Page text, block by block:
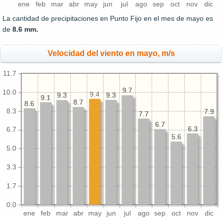
ene feb mar abr may jun jul ago sep oct nov dic
La cantidad de precipitaciones en Punto Fijo en el mes de mayo es
de 8.6 mm.
Velocidad del viento en mayo, m/s
ene feb mar abr may jun jul ago sep oct nov dic
0.0
1.7
3.3
5.0
6.7
8.3
10.0
11.7
7.9
6.3
5.6
6.7
7.7
9.7
9.3
8.7
9.3
9.1
8.6
7.9
6.3
5.6
6.7
7.7
9.7
9.3
9.4
8.7
9.3
9.1
8.6